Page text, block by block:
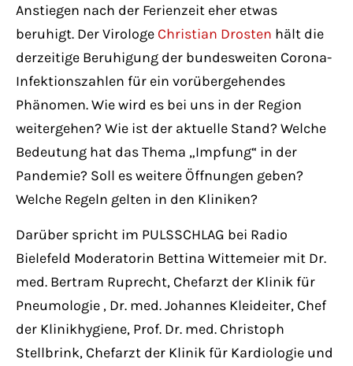
Anstiegen nach der Ferienzeit eher etwas
beruhigt. Der Virologe Christian Drosten hält die
derzeitige Beruhigung der bundesweiten Corona-
Infektionszahlen für ein vorübergehendes
Phänomen. Wie wird es bei uns in der Region
weitergehen? Wie ist der aktuelle Stand? Welche
Bedeutung hat das Thema „Impfung“ in der
Pandemie? Soll es weitere Öffnungen geben?
Welche Regeln gelten in den Kliniken?
Darüber spricht im PULSSCHLAG bei Radio
Bielefeld Moderatorin Bettina Wittemeier mit Dr.
med. Bertram Ruprecht, Chefarzt der Klinik für
Pneumologie , Dr. med. Johannes Kleideiter, Chef
der Klinikhygiene, Prof. Dr. med. Christoph
Stellbrink, Chefarzt der Klinik für Kardiologie und